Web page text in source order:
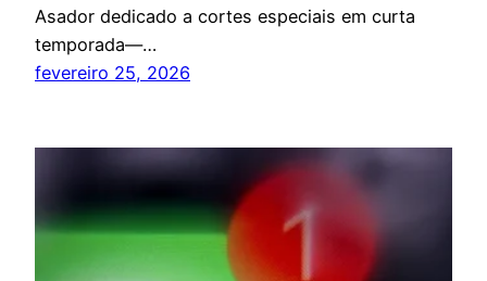
Asador dedicado a cortes especiais em curta
temporada—…
fevereiro 25, 2026